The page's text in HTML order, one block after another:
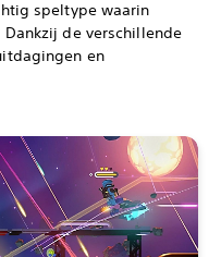
speltype waarin
de verschillende
en